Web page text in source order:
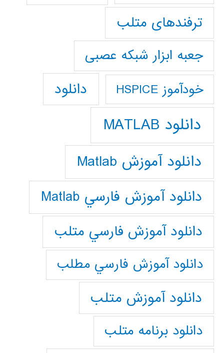
ترفندهای متلب
جعبه ابزار شبکه عصبی
خودآموز HSPICE دانلود
دانلود MATLAB
دانلود آموزش Matlab
دانلود آموزش فارسي Matlab
دانلود آموزش فارسي متلب
دانلود آموزش فارسي مطلب
دانلود آموزش متلب
دانلود برنامه متلب